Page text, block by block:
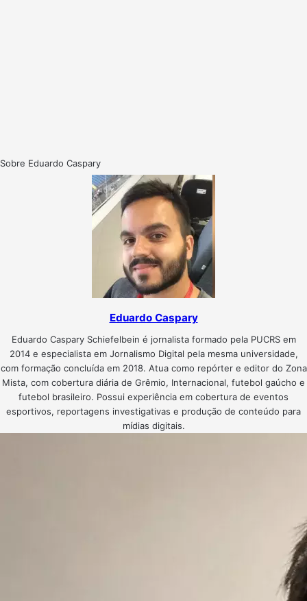
Sobre Eduardo Caspary
Eduardo Caspary
Eduardo Caspary Schiefelbein é jornalista formado pela PUCRS em
2014 e especialista em Jornalismo Digital pela mesma universidade,
com formação concluída em 2018. Atua como repórter e editor do Zona
Mista, com cobertura diária de Grêmio, Internacional, futebol gaúcho e
futebol brasileiro. Possui experiência em cobertura de eventos
esportivos, reportagens investigativas e produção de conteúdo para
mídias digitais.